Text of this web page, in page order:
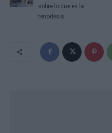
sobre lo que es la
tenodesis